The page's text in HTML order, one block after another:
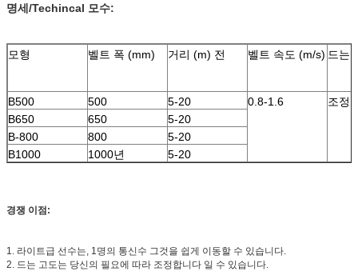
명세/Techincal 모수:
모형 벨트 폭 (mm) 거리 (m) 전 벨트 속도 (m/s) 드는
B500 500 5-20 0.8-1.6
조정
B650
650
5-20
B-800
800
5-20
B1000
1000년 5-20
경쟁 이점:
1. 라이트급 선수는, 1명의 통신수 그것을 쉽게 이동할 수 있습니다.
2. 드는 고도는 당신의 필요에 따라 조정합니다 일 수 있습니다.